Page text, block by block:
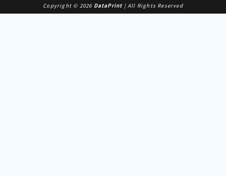
Copyright © 2026 DataPrint| All Rights Reserved